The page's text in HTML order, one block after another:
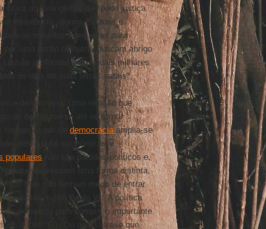
viúva do Evangelho, que pede justiça
insistência, alguns Estados e
as medidas adequadas para
por uma razão ou outra, buscam abrigo
causas profundas pelas quais milhares
os dias de suas terras natais".
e democracia. Uma relação que
de desfigurar-se até se tornar
formas atuais de democraciaamplia-se
dos grupos econômicos e
populares não são partidos políticos e,
porque expressam uma forma distinta,
Mas não tenham medo de entrar
e cito Paulo VI: 'A política
seja o único- para cumprir o importante
os outros' (2). Ou aquela frase que